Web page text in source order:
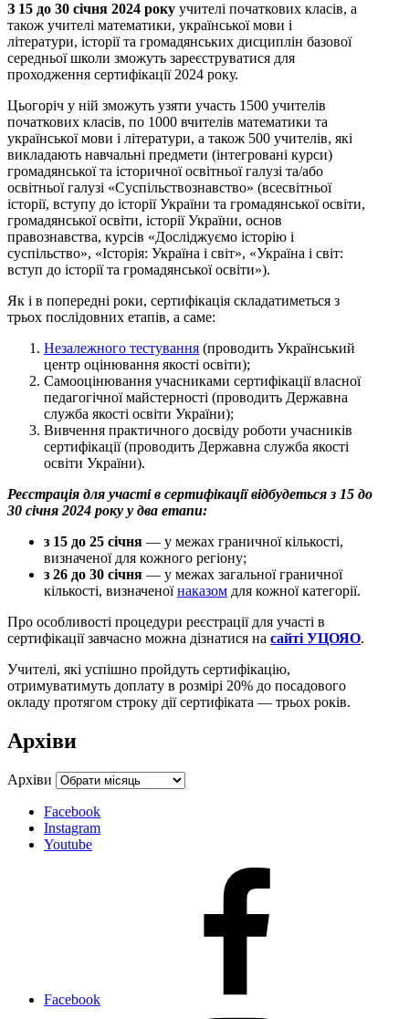
З 15 до 30 січня 2024 року учителі початкових класів, а
також учителі математики, української мови і
літератури, історії та громадянських дисциплін базової
середньої школи зможуть зареєструватися для
проходження сертифікації 2024 року.
Цьогоріч у ній зможуть узяти участь 1500 учителів
початкових класів, по 1000 вчителів математики та
української мови і літератури, а також 500 учителів, які
викладають навчальні предмети (інтегровані курси)
громадянської та історичної освітньої галузі та/або
освітньої галузі «Суспільствознавство» (всесвітньої
історії, вступу до історії України та громадянської освіти,
громадянської освіти, історії України, основ
правознавства, курсів «Досліджуємо історію і
суспільство», «Історія: Україна і світ», «Україна і світ:
вступ до історії та громадянської освіти»).
Як і в попередні роки, сертифікація складатиметься з
трьох послідовних етапів, а саме:
Незалежного тестування (проводить Український
центр оцінювання якості освіти);
Самооцінювання учасниками сертифікації власної
педагогічної майстерності (проводить Державна
служба якості освіти України);
Вивчення практичного досвіду роботи учасників
сертифікації (проводить Державна служба якості
освіти України).
Реєстрація для участі в сертифікації відбудеться з 15 до
30 січня 2024 року у два етапи:
з 15 до 25 січня — у межах граничної кількості,
визначеної для кожного регіону;
з 26 до 30 січня — у межах загальної граничної
кількості, визначеноїнаказом для кожної категорії.
Про особливості процедури реєстрації для участі в
сертифікації завчасно можна дізнатися на сайті УЦОЯО.
Учителі, які успішно пройдуть сертифікацію,
отримуватимуть доплату в розмірі 20% до посадового
окладу протягом строку дії сертифіката — трьох років.
Архіви
Архіви
Facebook
Instagram
Youtube
Facebook